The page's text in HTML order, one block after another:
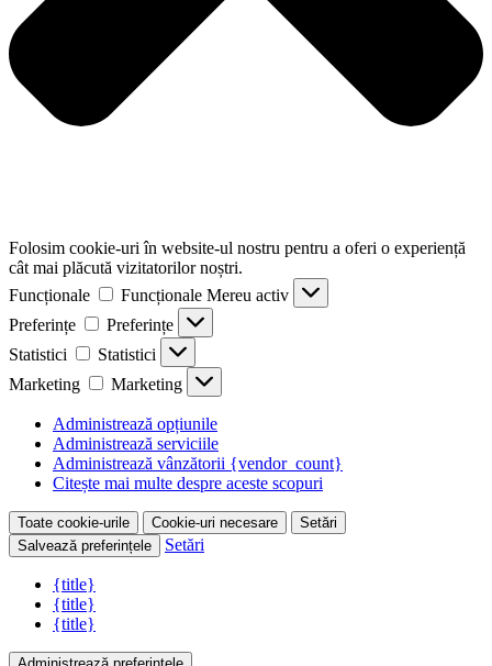
Folosim cookie-uri în website-ul nostru pentru a oferi o experiență
cât mai plăcută vizitatorilor noștri.
Funcționale
Funcționale Mereu activ
Preferințe
Preferințe
Statistici
Statistici
Marketing
Marketing
Administrează opțiunile
Administrează serviciile
Administrează vânzătorii {vendor_count}
Citește mai multe despre aceste scopuri
Toate cookie-urile Cookie-uri necesare
Setări
Salvează preferințele
Setări
{title}
{title}
{title}